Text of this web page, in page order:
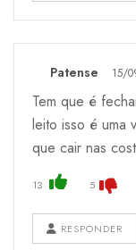
Patense 15/
Tem que é
leito isso é uma
que cair nas
13 5
RESPONDER